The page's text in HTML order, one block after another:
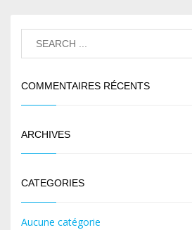
COMMENTAIRES RÉCENTS
ARCHIVES
CATEGORIES
Aucune catégorie